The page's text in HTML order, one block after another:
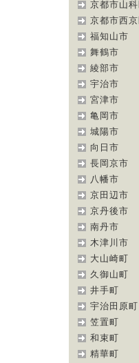
京都市山科
京都市西京
福知山市
舞鶴市
綾部市
宇治市
宮津市
亀岡市
城陽市
向日市
長岡京市
八幡市
京田辺市
京丹後市
南丹市
木津川市
大山崎町
久御山町
井手町
宇治田原町
笠置町
和束町
精華町